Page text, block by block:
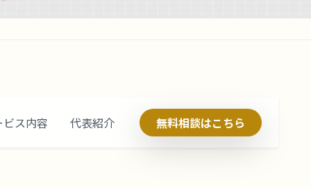
ス内容 代表紹介 無料相談はこちら